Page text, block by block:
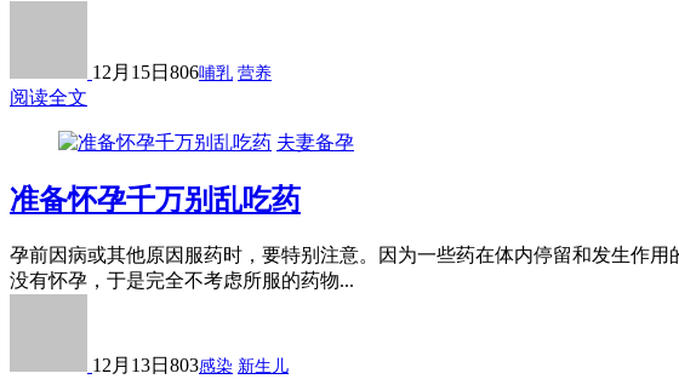
12月15日 806哺乳 营养
阅读全文
夫妻备孕
准备怀孕千万别乱吃药
孕前因病或其他原因服药时，要特别注意。因为一些药在体内停留和发生作
没有怀孕，于是完全不考虑所服的药物...
12月13日 803感染 新生儿